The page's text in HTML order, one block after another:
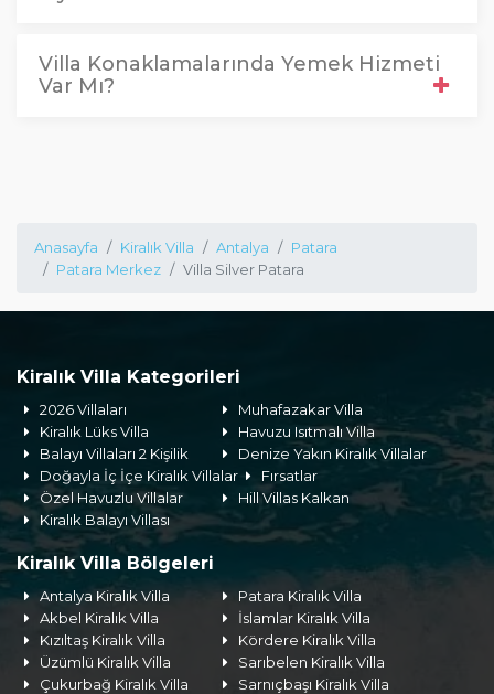
Villa Konaklamalarında Yemek Hizmeti
Var Mı?
Anasayfa Kiralık Villa Antalya
Patara
Patara Merkez
Villa Silver Patara
Kiralık Villa Kategorileri
2026 Villaları
Muhafazakar Villa
Kiralık Lüks Villa
Havuzu Isıtmalı Villa
Balayı Villaları 2 Kişilik
Denize Yakın Kiralık Villalar
Doğayla İç İçe Kiralık Villalar
Fırsatlar
Özel Havuzlu Villalar
Hill Villas Kalkan
Kiralık Balayı Villası
Kiralık Villa Bölgeleri
Antalya Kiralık Villa
Patara Kiralık Villa
Akbel Kiralık Villa
İslamlar Kiralık Villa
Kızıltaş Kiralık Villa
Kördere Kiralık Villa
Üzümlü Kiralık Villa
Sarıbelen Kiralık Villa
Çukurbağ Kiralık Villa
Sarnıçbaşı Kiralık Villa